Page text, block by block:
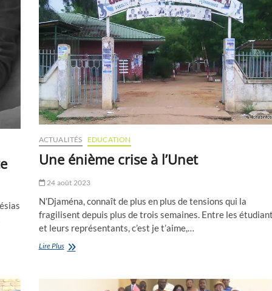
ACTUALITÉS EDUCATION
Une énième crise à l’Unet
24 août 2023
N’Djaména, connaît de plus en plus de tensions qui la
fragilisent depuis plus de trois semaines. Entre les
et leurs représentants, c’est je t’aime,…
Lire PlusUne